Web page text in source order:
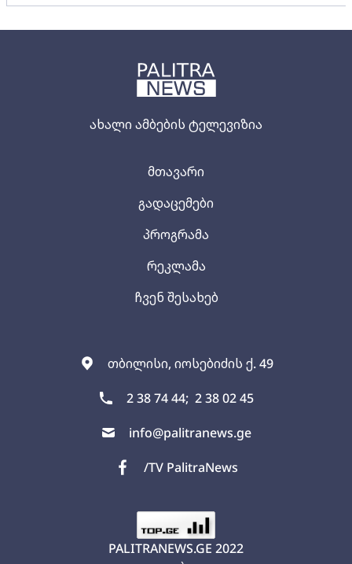
ახალი ამბების ტელევიზია
თბილისი, იოსებიძის ქ. 49
2 38 74 44; 2 38 02 45
info@palitranews.ge
/TV PalitraNews
მთავარი
გადაცემები
პროგრამა
რეკლამა
ჩვენ შესახებ
PALITRANEWS.GE 2022